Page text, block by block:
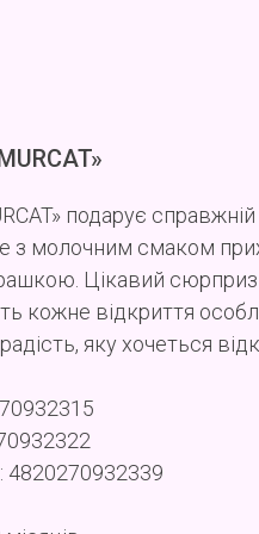
подарує
з молочним смаком
Цікавий сюрприз
кожне відкриття
яку хочеться
4820270932339